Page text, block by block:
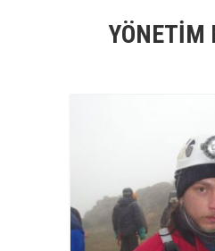
YÖNETİM